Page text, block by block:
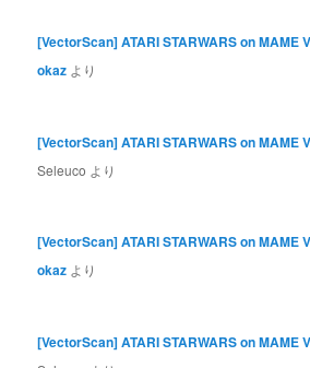
[VectorScan] ATARI STARWARS on MAME
okaz より
[VectorScan] ATARI STARWARS on MAME
Seleuco より
[VectorScan] ATARI STARWARS on MAME
okaz より
[VectorScan] ATARI STARWARS on MAME